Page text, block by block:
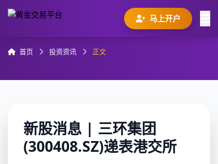
马上开户
首页 投资资讯 正文
新股消息 | 三环集团
(300408.SZ)递表港交所